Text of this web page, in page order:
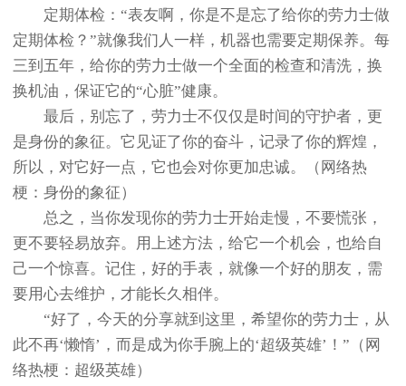
定期体检：“表友啊，你是不是忘了给你的劳力士做
定期体检？”就像我们人一样，机器也需要定期保养。每
三到五年，给你的劳力士做一个全面的检查和清洗，换
换机油，保证它的“心脏”健康。
最后，别忘了，劳力士不仅仅是时间的守护者，更
是身份的象征。它见证了你的奋斗，记录了你的辉煌，
所以，对它好一点，它也会对你更加忠诚。（网络热
梗：身份的象征）
总之，当你发现你的劳力士开始走慢，不要慌张，
更不要轻易放弃。用上述方法，给它一个机会，也给自
己一个惊喜。记住，好的手表，就像一个好的朋友，需
要用心去维护，才能长久相伴。
“好了，今天的分享就到这里，希望你的劳力士，从
此不再‘懒惰’，而是成为你手腕上的‘超级英雄’！”（网
络热梗：超级英雄）